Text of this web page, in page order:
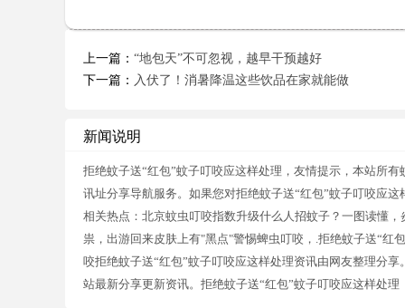
上一篇： “地包天”不可忽视，越早干预越好
下一篇： 入伏了！消暑降温这些饮品在家就能做
新闻说明
拒绝蚊子送“红包”蚊子叮咬应这样处理，友情提示，本站所
讯址分享导航服务。如果您对拒绝蚊子送“红包”蚊子叮咬应
相关热点：北京蚊虫叮咬指数升级什么人招蚊子？一图读懂
祟，出游回来皮肤上有"黑点"警惕蜱虫叮咬，.拒绝蚊子送“红
咬拒绝蚊子送“红包”蚊子叮咬应这样处理资讯由网友整理分
站最新分享更新资讯。拒绝蚊子送“红包”蚊子叮咬应这样处理